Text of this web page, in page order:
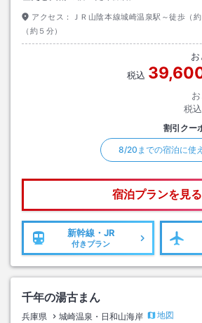
アクセス：
ＪＲ山陰本線城崎温泉駅～徒歩（
（約５分）
お
税込
税込
割引クー
8/20までの宿泊に使
宿泊プランを見る
新幹線・JR
付きプラン
千年の湯古まん
兵庫県 城崎温泉・日和山海岸
地図